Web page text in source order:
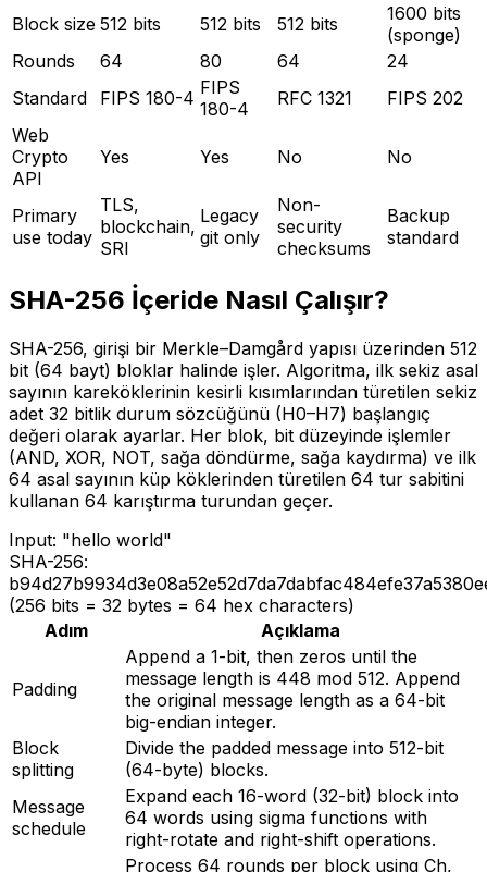
Block size 512 bits 512 bits 512 bits
1600 bits
(sponge)
Rounds
64 80 64
24
Standard
FIPS 180-4 FIPS
180-4
RFC 1321
FIPS 202
Web
Crypto
API
Yes Yes No No
Primary
use today
TLS,
blockchain,
SRI
Legacy
git only
Non-
security
checksums
Backup
standard
SHA-256 İçeride Nasıl Çalışır?
SHA-256, girişi bir Merkle–Damgård yapısı üzerinden 512
bit (64 bayt) bloklar halinde işler. Algoritma, ilk sekiz asal
sayının kareköklerinin kesirli kısımlarından türetilen sekiz
adet 32 bitlik durum sözcüğünü (H0–H7) başlangıç
değeri olarak ayarlar. Her blok, bit düzeyinde işlemler
(AND, XOR, NOT, sağa döndürme, sağa kaydırma) ve ilk
64 asal sayının küp köklerinden türetilen 64 tur sabitini
kullanan 64 karıştırma turundan geçer.
Input: "hello world"
SHA-256:
(256 bits = 32 bytes = 64 hex characters)
Adım
Açıklama
Padding
Append a 1-bit, then zeros until the
message length is 448 mod 512. Append
the original message length as a 64-bit
big-endian integer.
Block
splitting
Divide the padded message into 512-bit
(64-byte) blocks.
Message
schedule
Expand each 16-word (32-bit) block into
64 words using sigma functions with
right-rotate and right-shift operations.
Process 64 rounds per block using Ch,